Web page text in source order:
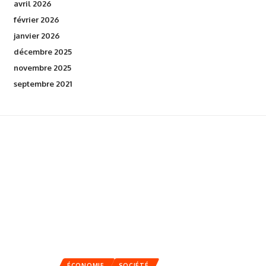
avril 2026
février 2026
janvier 2026
décembre 2025
novembre 2025
septembre 2021